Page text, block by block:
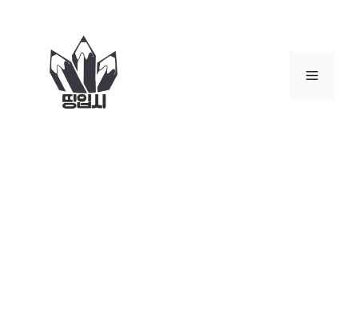
메